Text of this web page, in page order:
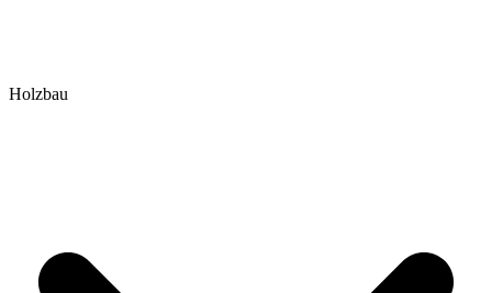
Holzbau